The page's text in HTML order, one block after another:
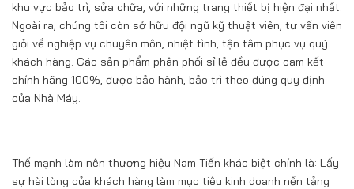
khu vực bảo trì, sửa chữa, với những trang thiết bị hiện đại nhất.
Ngoài ra, chúng tôi còn sở hữu đội ngũ kỹ thuật viên, tư vấn viên
giỏi về nghiệp vụ chuyên môn, nhiệt tình, tận tâm phục vụ quý
khách hàng. Các sản phẩm phân phối sỉ lẻ đều được cam kết
chính hãng 100%, được bảo hành, bảo trì theo đúng quy định
của Nhà Máy.
Thế mạnh làm nên thương hiệu Nam Tiến khác biệt chính là: Lấy
sự hài lòng của khách hàng làm mục tiêu kinh doanh nền tảng